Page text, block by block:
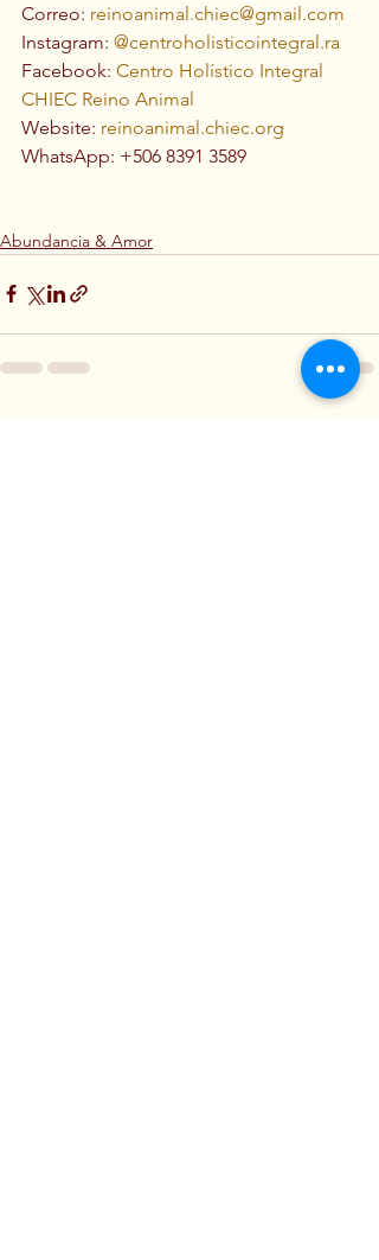
Correo: reinoanimal.chiec@gmail.com
Instagram: @centroholisticointegral.ra
Facebook: Centro Holístico Integral
CHIEC Reino Animal
Website: reinoanimal.chiec.org
WhatsApp: +506 8391 3589
Abundancia & Amor